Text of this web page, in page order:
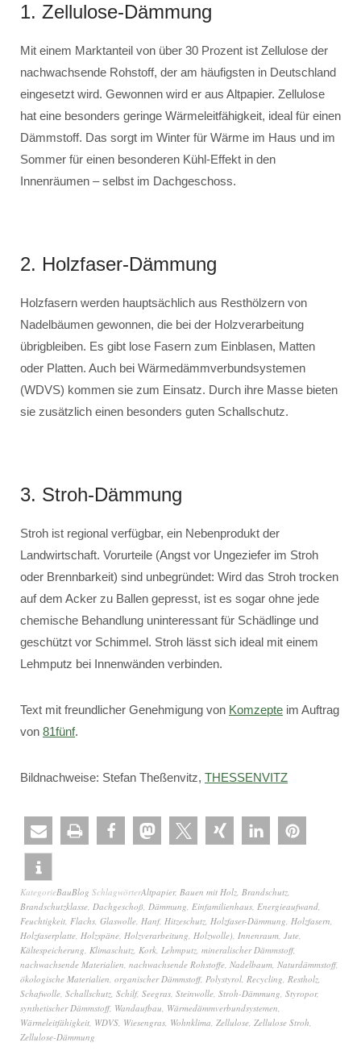
1. Zellulose-Dämmung
Mit einem Marktanteil von über 30 Prozent ist Zellulose der
nachwachsende Rohstoff, der am häufigsten in Deutschland
eingesetzt wird. Gewonnen wird er aus Altpapier. Zellulose
hat eine besonders geringe Wärmeleitfähigkeit, ideal für einen
Dämmstoff. Das sorgt im Winter für Wärme im Haus und im
Sommer für einen besonderen Kühl-Effekt in den
Innenräumen – selbst im Dachgeschoss.
2. Holzfaser-Dämmung
Holzfasern werden hauptsächlich aus Resthölzern von
Nadelbäumen gewonnen, die bei der Holzverarbeitung
übrigbleiben. Es gibt lose Fasern zum Einblasen, Matten
oder Platten. Auch bei Wärmedämmverbundsystemen
(WDVS) kommen sie zum Einsatz. Durch ihre Masse bieten
sie zusätzlich einen besonders guten Schallschutz.
3. Stroh-Dämmung
Stroh ist regional verfügbar, ein Nebenprodukt der
Landwirtschaft. Vorurteile (Angst vor Ungeziefer im Stroh
oder Brennbarkeit) sind unbegründet: Wird das Stroh trocken
auf dem Acker zu Ballen gepresst, ist es sogar ohne jede
chemische Behandlung uninteressant für Schädlinge und
geschützt vor Schimmel. Stroh lässt sich ideal mit einem
Lehmputz bei Innenwänden verbinden.
Text mit freundlicher Genehmigung von Komzepte im Auftrag
von 81fünf.
Bildnachweise: Stefan Theßenvitz, THESSENVITZ
KategorieBauBlog SchlagwörterAltpapier, Bauen mit Holz, Brandschutz,
Brandschutzklasse, Dachgeschoß, Dämmung, Einfamilienhaus, Energieaufwand,
Feuchtigkeit, Flachs, Glaswolle, Hanf, Hitzeschutz, Holzfaser-Dämmung, Holzfasern,
Holzfaserplatte, Holzspäne, Holzverarbeitung, Holzwolle), Innenraum, Jute,
Kältespeicherung, Klimaschutz, Kork, Lehmputz, mineralischer Dämmstoff,
nachwachsende Materialien, nachwachsende Rohstoffe, Nadelbaum, Naturdämmstoff,
ökologische Materialien, organischer Dämmstoff, Polystyrol, Recycling, Restholz,
Schafwolle, Schallschutz, Schilf, Seegras, Steinwolle, Stroh-Dämmung, Styropor,
synthetischer Dämmstoff, Wandaufbau, Wärmedämmverbundsystemen,
Wärmeleitfähigkeit, WDVS, Wiesengras, Wohnklima, Zellulose, Zellulose Stroh,
Zellulose-Dämmung